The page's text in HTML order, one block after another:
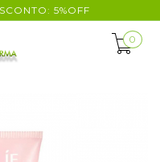
5%OFF
0